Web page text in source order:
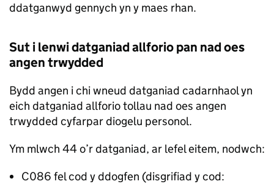
ddatganwyd gennych yn y maes rhan.
Sut i lenwi datganiad allforio pan nad oes
angen trwydded
Bydd angen i chi wneud datganiad cadarnhaol yn
eich datganiad allforio tollau nad oes angen
trwydded cyfarpar diogelu personol.
Ym mlwch 44 o’r datganiad, ar lefel eitem, nodwch:
C086 fel cod y ddogfen (disgrifiad y cod: